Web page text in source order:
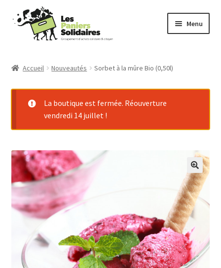
Aller
Aller
contenu
Menu
Mode d’emploi
Qui sommes-nous ?
Actu
Contact
Connexion
Accueil Nouveautés Sorbet à la mûre Bio (0,50l)
La boutique est fermée. Réouverture
vendredi 14 juillet !